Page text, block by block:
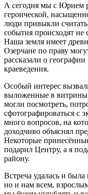
А сегодня мы с Юрием
героической,
люди привыкли
события происходят не
Наша земля имеет
Озерчане по праву
рассказали о
краеведения.
Особый интерес
выложенные в витрины
могли посмотреть,
сфотографироваться с
много вопросов, на
доходчиво объяснял
Некоторые
подарил Центру, а я
району.
Встреча удалась и была
но и нам всем,